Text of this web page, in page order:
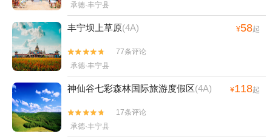
承德·丰宁县
丰宁坝上草原(4A) ¥58起


77条评论
承德·丰宁县
神仙谷七彩森林国际旅游度假区(4A) ¥118起


17条评论
承德·丰宁县